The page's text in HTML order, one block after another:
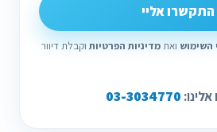
התקשרו אליי
השימוש ואתמדיניות הפרטיות וקבלת דיוור
אלינו: 03-3034770